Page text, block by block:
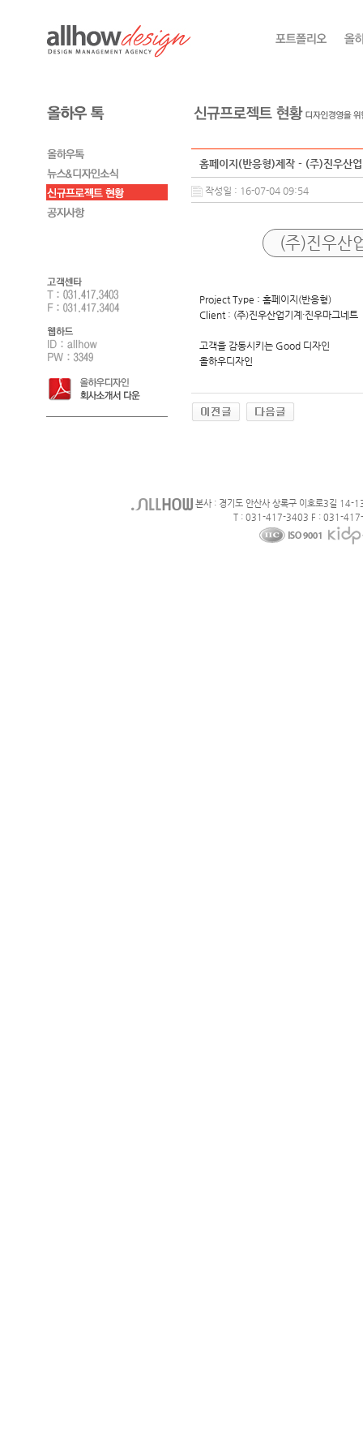
홈페이지(반응형)제작 - (주)진우산업
작성일 : 16-07-04 09:54
(주)진우산
Project Type : 홈페이지(반응형)
Client : (주)진우산업기계·진우마그네트
고객을 감동시키는 Good 디자인
올하우디자인
본사 : 경기도 안산사 상록구 이호로3길 14-
T : 031-417-3403 F : 031-